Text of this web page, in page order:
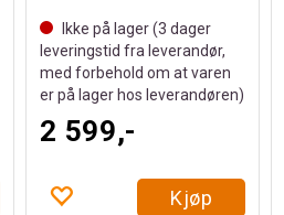
Ikke på lager (3 dager
leveringstid fra leverandør,
med forbehold om at varen
er på lager hos leverandøren)
2 599,-
Kjøp